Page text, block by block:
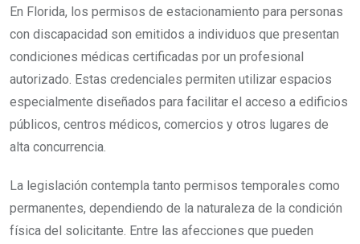
En Florida, los permisos de estacionamiento para personas
con discapacidad son emitidos a individuos que presentan
condiciones médicas certificadas por un profesional
autorizado. Estas credenciales permiten utilizar espacios
especialmente diseñados para facilitar el acceso a edificios
públicos, centros médicos, comercios y otros lugares de
alta concurrencia.
La legislación contempla tanto permisos temporales como
permanentes, dependiendo de la naturaleza de la condición
física del solicitante. Entre las afecciones que pueden